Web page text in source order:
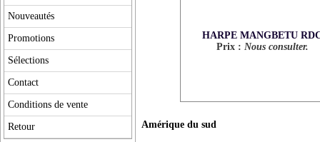
Nouveautés
Promotions
Sélections
Contact
Conditions de vente
Retour
HARPE MANGBETU
Prix : Nous consulter.
Amérique du sud